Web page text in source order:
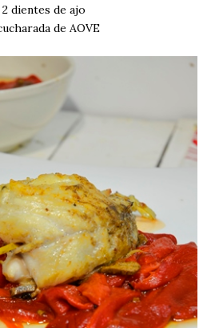
2 dientes de ajo
de AOVE